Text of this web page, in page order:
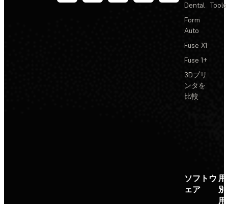
Dental
Form
Auto
Fuse X1
Fuse 1+
3Dプリ
ンタを
比較
Tools
ソフトウ
ェア